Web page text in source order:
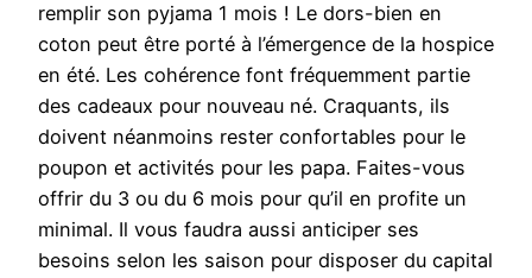
remplir son pyjama 1 mois ! Le dors-bien en
coton peut être porté à l’émergence de la hospice
en été. Les cohérence font fréquemment partie
des cadeaux pour nouveau né. Craquants, ils
doivent néanmoins rester confortables pour le
poupon et activités pour les papa. Faites-vous
offrir du 3 ou du 6 mois pour qu’il en profite un
minimal. Il vous faudra aussi anticiper ses
besoins selon les saison pour disposer du capital